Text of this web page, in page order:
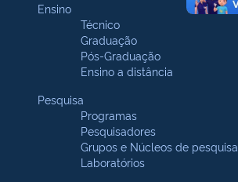
Ensino
Técnico
Graduação
Pós-Graduação
Ensino a distância
Pesquisa
Programas
Pesquisadores
Grupos e Núcleos de pesquisa
Laboratórios